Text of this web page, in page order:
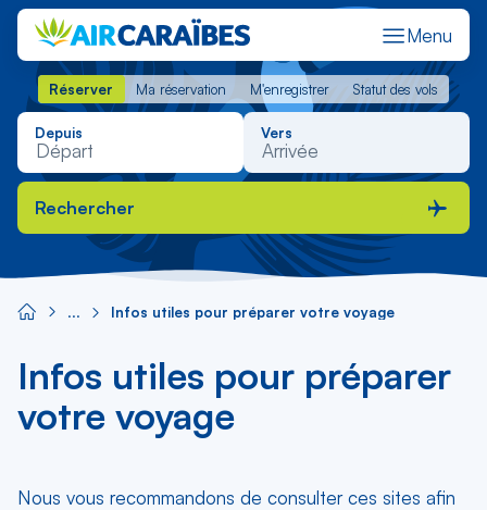
Menu
Réserver Ma réservation M'enregistrer Statut des vols
Réserver Ma réservation M'enregistrer Statut des vols
Depuis Vers
Rechercher
Infos utiles pour préparer votre voyage
Infos utiles pour préparer
votre voyage
Nous vous recommandons de consulter ces sites afin